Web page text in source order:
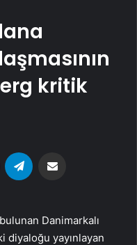
kritik
WhatsApp
Danimarkalı
diyaloğu yayınlayan